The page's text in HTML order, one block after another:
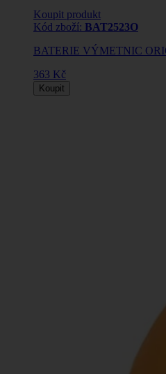
Koupit produkt
Kód zboží: BAT2523O
BATERIE VÝMETNIC
363 Kč
Koupit